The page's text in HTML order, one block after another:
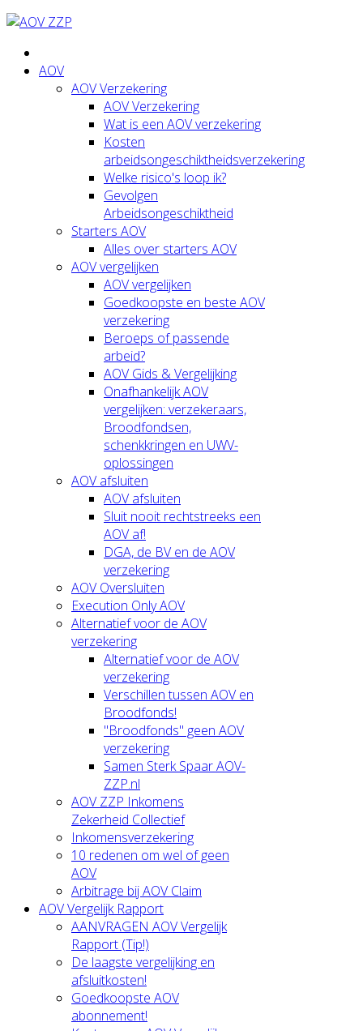
AOV
AOV Verzekering
AOV Verzekering
Wat is een AOV verzekering
Kosten
arbeidsongeschiktheidsverzekering
Welke risico's loop ik?
Gevolgen
Arbeidsongeschiktheid
Starters AOV
Alles over starters AOV
AOV vergelijken
AOV vergelijken
Goedkoopste en beste AOV
verzekering
Beroeps of passende
arbeid?
AOV Gids & Vergelijking
Onafhankelijk AOV
vergelijken: verzekeraars,
Broodfondsen,
schenkkringen en UWV-
oplossingen
AOV afsluiten
AOV afsluiten
Sluit nooit rechtstreeks een
AOV af!
DGA, de BV en de AOV
verzekering
AOV Oversluiten
Execution Only AOV
Alternatief voor de AOV
verzekering
Alternatief voor de AOV
verzekering
Verschillen tussen AOV en
Broodfonds!
"Broodfonds" geen AOV
verzekering
Samen Sterk Spaar AOV-
ZZP.nl
AOV ZZP Inkomens
Zekerheid Collectief
Inkomensverzekering
10 redenen om wel of geen
AOV
Arbitrage bij AOV Claim
AOV Vergelijk Rapport
AANVRAGEN AOV Vergelijk
Rapport (Tip!)
De laagste vergelijking en
afsluitkosten!
Goedkoopste AOV
abonnement!